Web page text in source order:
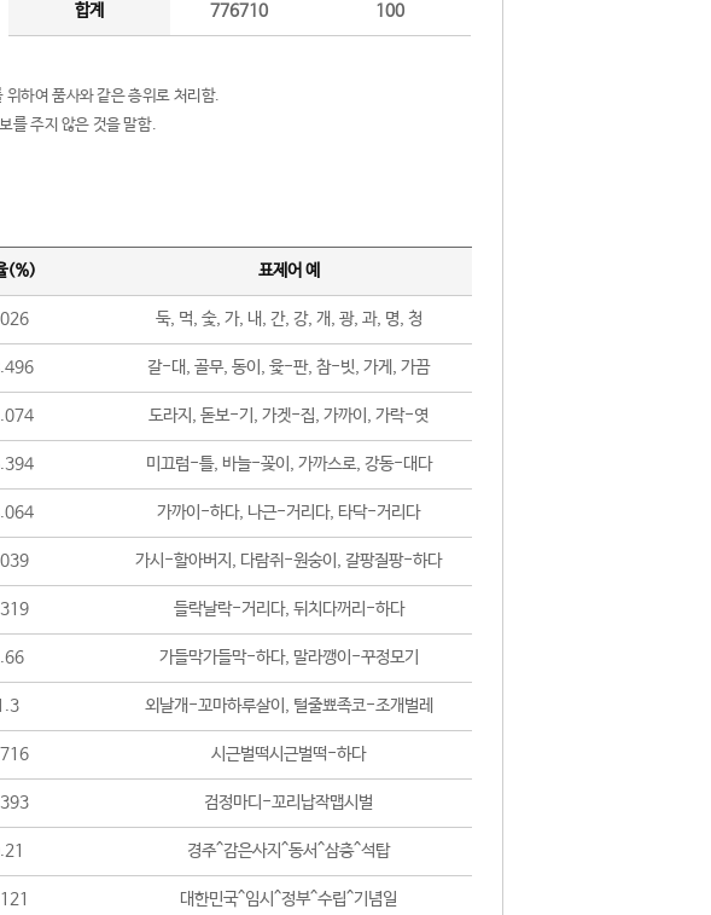
합계 776710 100
위하여 품사와 같은 층위로 처리함.
를 주지 않은 것을 말함.
(%) 표제어 예
둑, 먹, 숯, 가, 내, 간, 강, 개, 광, 과, 명, 청
갈-대, 골무, 동이, 윷-판, 참-빗, 가게, 가끔
도라지, 돋보-기, 가겟-집, 가까이, 가락-엿
미끄럼-틀, 바늘-꽂이, 가까스로, 강동-대다
가까이-하다, 나근-거리다, 타닥-거리다
가시-할아버지, 다람쥐-원숭이, 갈팡질팡-하다
들락날락-거리다, 뒤치다꺼리-하다
가들막가들막-하다, 말라깽이-꾸정모기
외날개-꼬마하루살이, 털줄뾰족코-조개벌레
시근벌떡시근벌떡-하다
검정마디-꼬리납작맵시벌
경주^감은사지^동서^삼층^석탑
대한민국^임시^정부^수립^기념일